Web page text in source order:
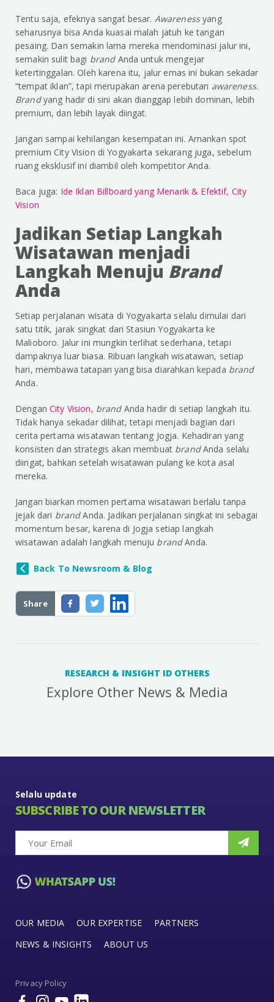
Share
Tentu saja, efeknya sangat besar. Awarenessyang
seharusnya bisa Anda kuasai malah jatuh ke tangan
pesaing. Dan semakin lama mereka mendominasi jalur ini,
semakin sulit bagi brand Anda untuk mengejar
ketertinggalan. Oleh karena itu, jalur emas ini bukan sekadar
“tempat iklan”, tapi merupakan arena perebutan awareness.
Brandyang hadir di sini akan dianggap lebih dominan, lebih
premium, dan lebih layak diingat.
Jangan sampai kehilangan kesempatan ini. Amankan spot
premium City Vision di Yogyakarta sekarang juga, sebelum
ruang eksklusif ini diambil oleh kompetitor Anda.
Baca juga: Ide Iklan Billboard yang Menarik & Efektif, City
Vision
Jadikan Setiap Langkah
Wisatawan menjadi
Langkah Menuju Brand
Anda
Setiap perjalanan wisata di Yogyakarta selalu dimulai dari
satu titik, jarak singkat dari Stasiun Yogyakarta ke
Malioboro. Jalur ini mungkin terlihat sederhana, tetapi
dampaknya luar biasa. Ribuan langkah wisatawan, setiap
hari, membawa tatapan yang bisa diarahkan kepada brand
Anda.
Dengan City Vision, brand Anda hadir di setiap langkah itu.
Tidak hanya sekadar dilihat, tetapi menjadi bagian dari
cerita pertama wisatawan tentang Jogja. Kehadiran yang
konsisten dan strategis akan membuat brandAnda selalu
diingat, bahkan setelah wisatawan pulang ke kota asal
mereka.
Jangan biarkan momen pertama wisatawan berlalu tanpa
jejak dari brandAnda. Jadikan perjalanan singkat ini sebagai
momentum besar, karena di Jogja setiap langkah
wisatawan adalah langkah menuju brandAnda.
Back To Newsroom & Blog
RESEARCH & INSIGHT ID OTHERS
Explore Other News & Media
Selalu update
SUBSCRIBE TO OUR NEWSLETTER
OUR MEDIA OUR EXPERTISE
PARTNERS
NEWS & INSIGHTS
ABOUT US
Privacy Policy